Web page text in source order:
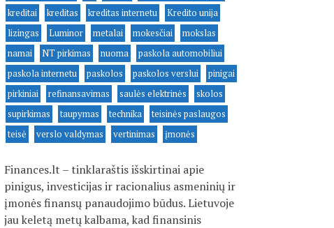
kreditai
kreditas kreditas internetu
Kredito unija
lizingas
Luminor metalai mokesčiai
mokslas
namai
NT pirkimas nuoma
paskola automobiliui
paskola internetu
paskolos paskolos verslui
pinigai
pirkiniai
refinansavimas saulės elektrinės
skolos
supirkimas
taupymas technika
teisinės paslaugos
teisė
verslo valdymas vertinimas įmonės
Finances.lt – tinklaraštis išskirtinai apie
pinigus, investicijas ir racionalius asmeninių ir
įmonės finansų panaudojimo būdus. Lietuvoje
jau keletą metų kalbama, kad finansinis